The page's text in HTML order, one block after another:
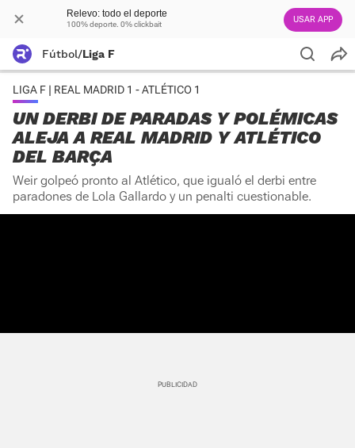
Relevo: todo el deporte
100% deporte. 0% clickbait USAR APP
Fútbol/Liga F
LIGA F | REAL MADRID 1 - ATLÉTICO 1
UN DERBI DE PARADAS Y POLÉMICAS
ALEJA A REAL MADRID Y ATLÉTICO
DEL BARÇA
Weir golpeó pronto al Atlético, que igualó el derbi entre
paradones de Lola Gallardo y un penalti cuestionable.